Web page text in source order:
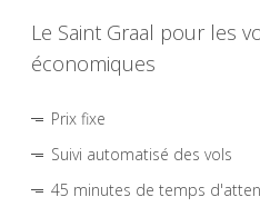
Le Saint Graal pour les
économiques
Prix fixe
Suivi automatisé des vols
45 minutes de temps